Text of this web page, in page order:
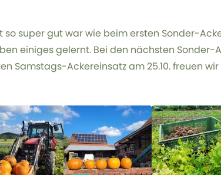
super gut war wie beim ersten Sonder-
einiges gelernt. Bei den nächsten Sonder-
Samstags-Ackereinsatz am 25.10. freuen